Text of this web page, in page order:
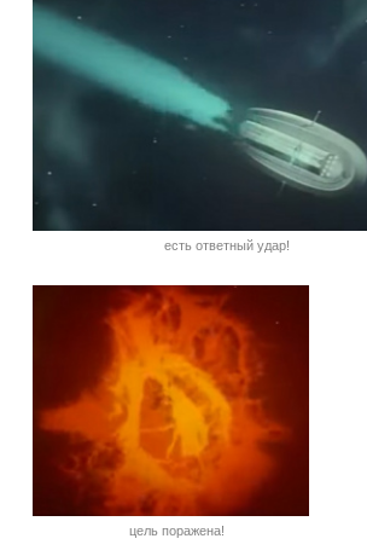
есть ответный удар!
цель поражена!